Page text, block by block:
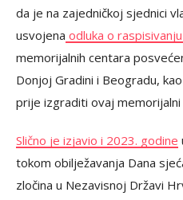
da je na zajedničkoj sjednici
usvojena odluka o
memorijalnih centara
Donjoj Gradini i Beogradu,
prije izgraditi ovaj memorijalni
Slično je izjavio i 2023. godine
tokom obilježavanja Dana
zločina u Nezavisnoj Državi